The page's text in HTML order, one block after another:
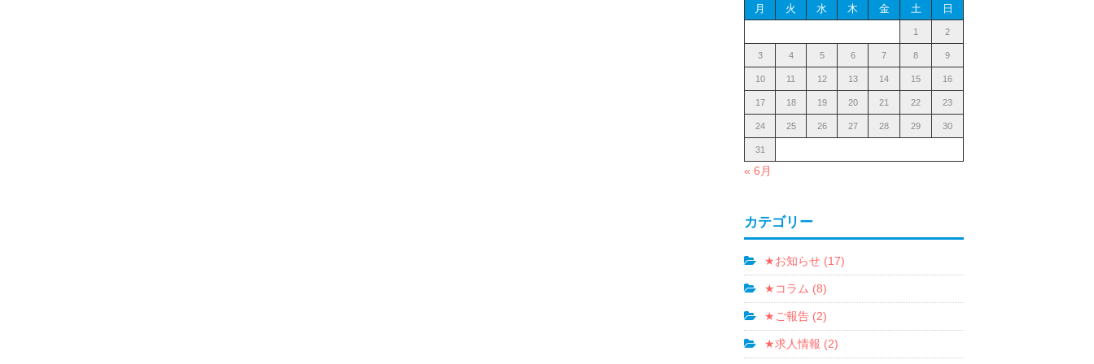
月 火 水 木 金 土 日
1 2
3 4 5 6 7 8 9
10 11 12 13 14 15 16
17 18 19 20 21 22 23
24 25 26 27 28 29 30
31
« 6月
カテゴリー
★お知らせ (17)
★コラム (8)
★ご報告 (2)
★求人情報 (2)